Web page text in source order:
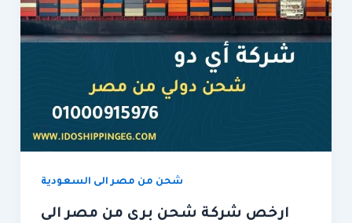
شحن من مصر الى السعودية
ارخص شركة شحن برى من مصر الى